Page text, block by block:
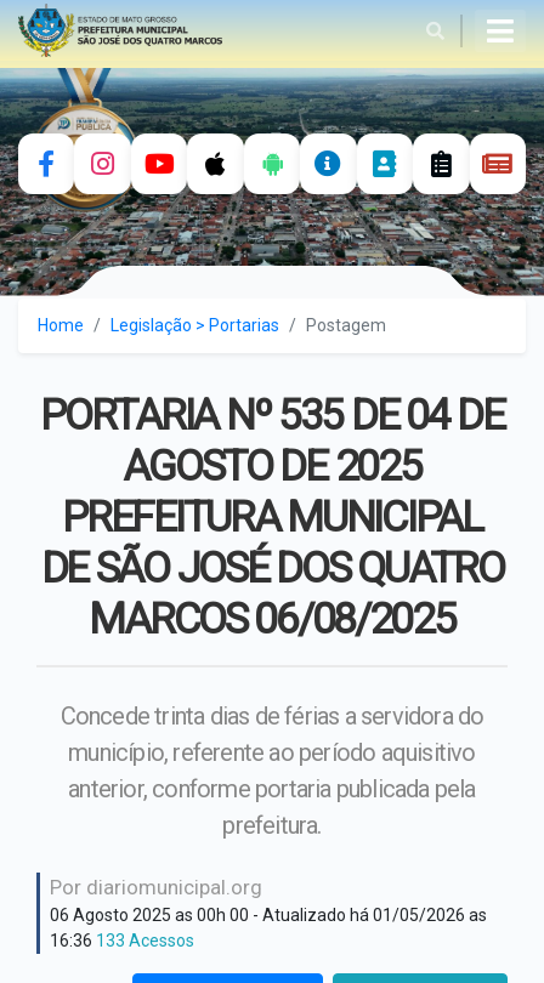
História
Dados geográficos
Bandeira
Brasão
Hino Oficial
Cultura e costumes
Prefeito
Controle Interno
SEAMA - Secretaria de
Agricultura e Meio Ambiente
Secretaria Assistência
Social
Secretaria de Educação
Secretaria de Fazenda
Secretaria de Obras
Secretaria de Saúde
PREVIQUAM
Home Legislação > Portarias Postagem
PORTARIA Nº 535 DE 04 DE
AGOSTO DE 2025
PREFEITURA MUNICIPAL
DE SÃO JOSÉ DOS QUATRO
MARCOS 06/08/2025
Concede trinta dias de férias a servidora do
município, referente ao período aquisitivo
anterior, conforme portaria publicada pela
prefeitura.
Por diariomunicipal.org
06 Agosto 2025 as 00h 00 - Atualizado há 01/05/2026 as
16:36 133 Acessos